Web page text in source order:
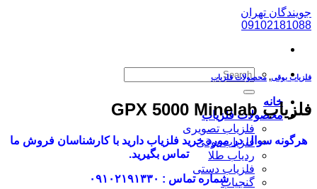
پرش
به
جویندگان تهران
09102181088
خانه
محصولات فلزیاب
فلزیاب تصویری
فلزیاب بوقی
ردیاب طلا
فلزیاب دستی
گنجیاب
فلزیاب بوقی, محصولات فلزیاب
فلزیاب GPX 5000 Minelab
هرگونه سوال در مورد خرید فلزیاب دارید با کارشناسان فروش ما
تماس بگیرید.
شماره تماس : ۰۹۱۰۲۱۹۱۳۳۰